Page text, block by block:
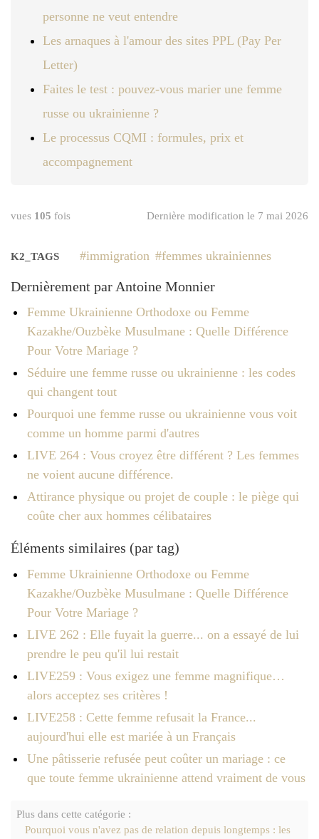
personne ne veut entendre
Les arnaques à l'amour des sites PPL (Pay Per
Letter)
Faites le test : pouvez-vous marier une femme
russe ou ukrainienne ?
Le processus CQMI : formules, prix et
accompagnement
vues 105 fois Dernière modification le 7 mai 2026
K2_TAGS immigration femmes ukrainiennes
Dernièrement par Antoine Monnier
Femme Ukrainienne Orthodoxe ou Femme
Kazakhe/Ouzbèke Musulmane : Quelle Différence
Pour Votre Mariage ?
Séduire une femme russe ou ukrainienne : les codes
qui changent tout
Pourquoi une femme russe ou ukrainienne vous voit
comme un homme parmi d'autres
LIVE 264 : Vous croyez être différent ? Les femmes
ne voient aucune différence.
Attirance physique ou projet de couple : le piège qui
coûte cher aux hommes célibataires
Éléments similaires (par tag)
Femme Ukrainienne Orthodoxe ou Femme
Kazakhe/Ouzbèke Musulmane : Quelle Différence
Pour Votre Mariage ?
LIVE 262 : Elle fuyait la guerre... on a essayé de lui
prendre le peu qu'il lui restait
LIVE259 : Vous exigez une femme magnifique…
alors acceptez ses critères !
LIVE258 : Cette femme refusait la France...
aujourd'hui elle est mariée à un Français
Une pâtisserie refusée peut coûter un mariage : ce
que toute femme ukrainienne attend vraiment de vous
Plus dans cette catégorie :
Pourquoi vous n'avez pas de relation depuis longtemps : les